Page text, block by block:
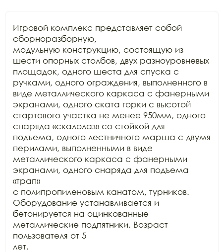
Игровой комплекс представляет собой
сборноразборную,
модульную конструкцию, состоящую из
шести опорных столбов, двух разноуровневых
площадок, одного шеста для спуска с
ручками, одного ограждения, выполненного в
виде металлического каркаса с фанерными
экранами, одного ската горки с высотой
стартового участка не менее 950мм, одного
снаряда «скалолаз» со стойкой для
подъема, одного лестничного марша с двумя
перилами, выполненными в виде
металлического каркаса с фанерными
экранами, одного снаряда для подъема
«трап»
с полипропиленовым канатом, турников.
Оборудование устанавливается и
бетонируется на оцинкованные
металлические подпятники. Возраст
пользователя от 5
лет.